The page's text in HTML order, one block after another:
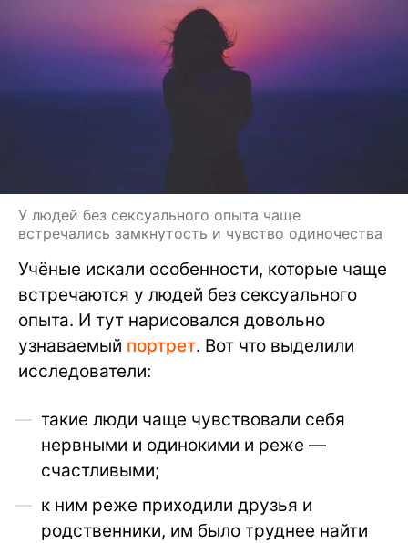
У людей без сексуального опыта чаще
встречались замкнутость и чувство одиночества
Учёные искали особенности, которые чаще
встречаются у людей без сексуального
опыта. И тут нарисовался довольно
узнаваемый портрет. Вот что выделили
исследователи:
такие люди чаще чувствовали себя
нервными и одинокими и реже —
счастливыми;
к ним реже приходили друзья и
родственники, им было труднее найти